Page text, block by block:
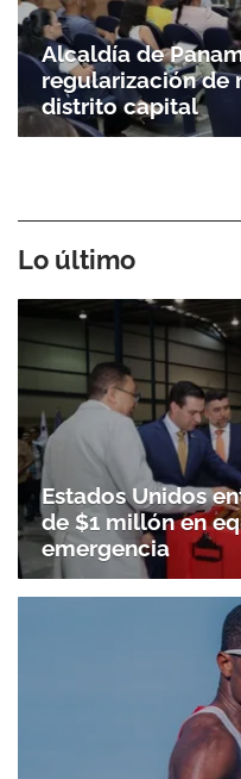
Alcaldía de
regularización de
distrito capital
Lo último
Estados Unidos
de $1 millón en
emergencia